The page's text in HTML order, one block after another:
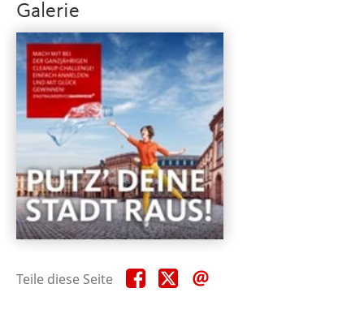
Galerie
Teile diese Seite Teile
diese
Teile
diese